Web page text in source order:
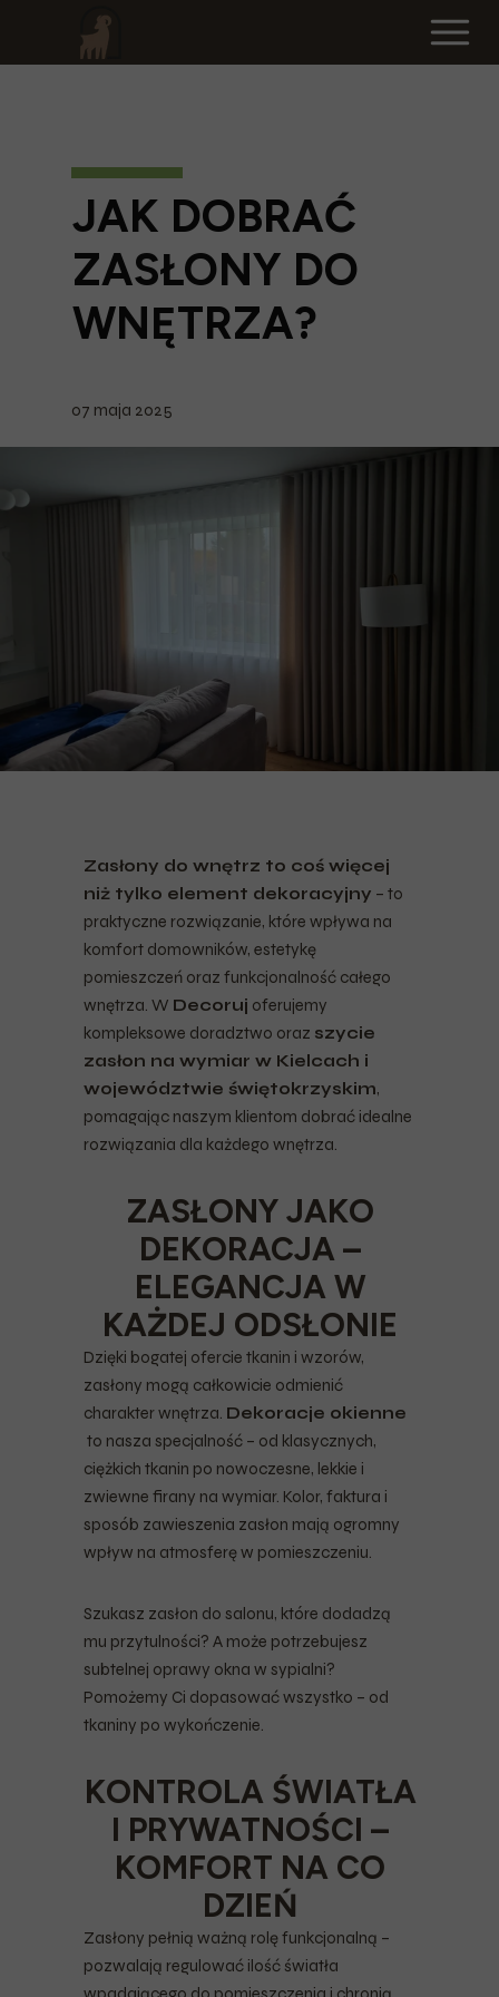
JAK DOBRAĆ
ZASŁONY DO
WNĘTRZA?
07 maja 2025
Zasłony do wnętrz to coś więcej
niż tylko element dekoracyjny – to
praktyczne rozwiązanie, które wpływa na
komfort domowników, estetykę
pomieszczeń oraz funkcjonalność całego
wnętrza. W Decoruj oferujemy
kompleksowe doradztwo oraz szycie
zasłon na wymiar w Kielcach i
województwie świętokrzyskim,
pomagając naszym klientom dobrać idealne
rozwiązania dla każdego wnętrza.
ZASŁONY JAKO
DEKORACJA –
ELEGANCJA W
KAŻDEJ ODSŁONIE
Dzięki bogatej ofercie tkanin i wzorów,
zasłony mogą całkowicie odmienić
charakter wnętrza. Dekoracje okienne
to nasza specjalność – od klasycznych,
ciężkich tkanin po nowoczesne, lekkie i
zwiewne firany na wymiar. Kolor, faktura i
sposób zawieszenia zasłon mają ogromny
wpływ na atmosferę w pomieszczeniu.
Szukasz zasłon do salonu, które dodadzą
mu przytulności? A może potrzebujesz
subtelnej oprawy okna w sypialni?
Pomożemy Ci dopasować wszystko – od
tkaniny po wykończenie.
KONTROLA ŚWIATŁA
I PRYWATNOŚCI –
KOMFORT NA CO
DZIEŃ
Zasłony pełnią ważną rolę funkcjonalną –
pozwalają regulować ilość światła